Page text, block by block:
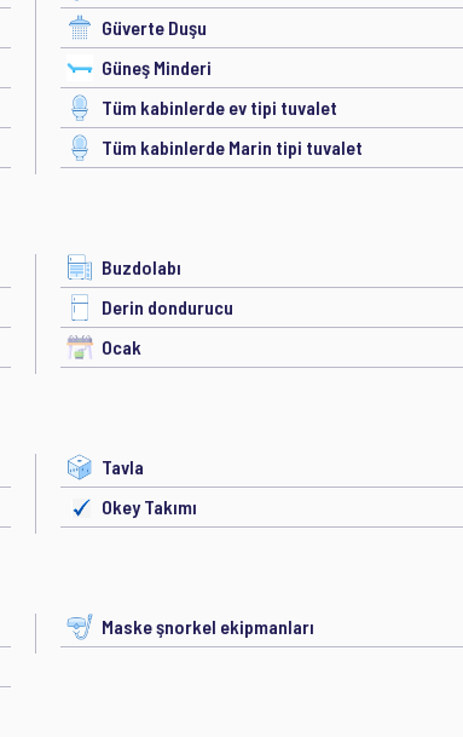
Güverte Duşu
Güneş Minderi
Tüm kabinlerde ev tipi tuvalet
Tüm kabinlerde Marin tipi tuvalet
Buzdolabı
Derin dondurucu
Ocak
Tavla
Okey Takımı
Maske şnorkel ekipmanları